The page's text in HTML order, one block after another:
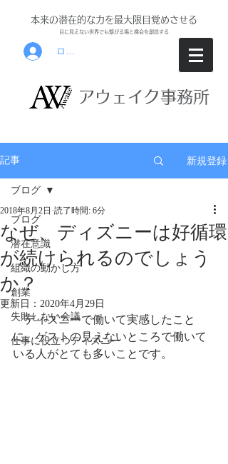
本来の潜在的な力を最大限目覚めさせる
目に見えない世界でも繋がる場と機会を創 造する
ログイン
アウ ェイク事務所
記事 新規登録
ブログ
潜在意識
組織の動かし方
創業
失敗しない会議
仕事に役立つディズニー
ブログ
なぜ、ディズニーは好循環
が続けられるのでしょう
か？
2018年8月2日 読了時間: 6分
更新日： 2020年4月29日
ディズニーで働いて実感したこと
に、ゲストの見えないところで働いて
いる人がとても多いことです。